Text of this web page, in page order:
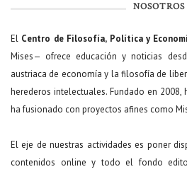
NOSOTROS
El Centro de Filosofía, Política y
Mises— ofrece educación y noticias
austriaca de economía y la filosofía de
herederos intelectuales. Fundado en
ha fusionado con proyectos afines como
El eje de nuestras actividades es poner
contenidos online y todo el fondo